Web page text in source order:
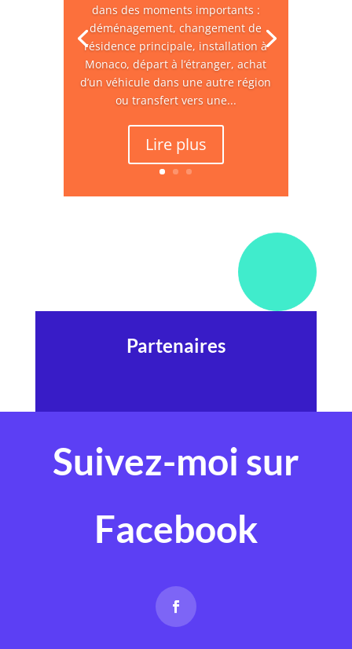
dans des moments importants :
déménagement, changement de
résidence principale, installation à
Monaco, départ à l’étranger, achat
d’un véhicule dans une autre région
ou transfert vers une...
Lire plus
Partenaires
Suivez-moi sur
Facebook